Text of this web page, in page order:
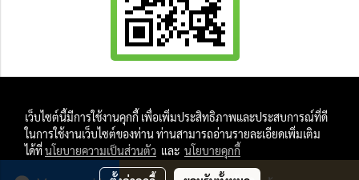
And
All Photo in this website were taken by
9Brandname's Team.
เว็บไซต์นี้มีการใช้งานคุกกี้ เพื่อเพิ่มประสิทธิภาพและประสบการณ์ที่ดี
ในการใช้งานเว็บไซต์ของท่าน ท่านสามารถอ่านรายละเอียดเพิ่มเติม
ได้ที่นโยบายความเป็นส่วนตัว และ นโยบายคุกกี้